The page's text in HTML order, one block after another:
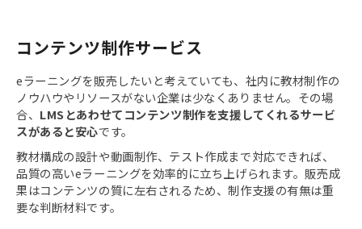
コンテンツ制作サービス
eラーニングを販売したいと考えていても、社内に教材制作の
ノウハウやリソースがない企業は少なくありません。その場
合、 LMSとあわせてコンテンツ制作を支援してくれるサービ
スがあると安心です。
教材構成の設計や動画制作、テスト作成まで対応できれば、
品質の高いeラーニングを効率的に立ち上げられます。販売成
果はコンテンツの質に左右されるため、制作支援の有無は重
要な判断材料です。